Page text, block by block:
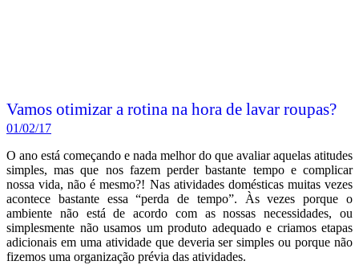
Vamos otimizar a rotina na hora de lavar roupas?
01/02/17
O ano está começando e nada melhor do que avaliar aquelas atitudes
simples, mas que nos fazem perder bastante tempo e complicar
nossa vida, não é mesmo?! Nas atividades domésticas muitas vezes
acontece bastante essa “perda de tempo”. Às vezes porque o
ambiente não está de acordo com as nossas necessidades, ou
simplesmente não usamos um produto adequado e criamos etapas
adicionais em uma atividade que deveria ser simples ou porque não
fizemos uma organização prévia das atividades.